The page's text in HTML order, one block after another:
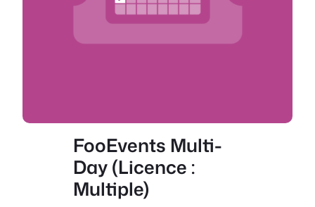
FooEvents Multi-
Day (Licence :
Multiple)